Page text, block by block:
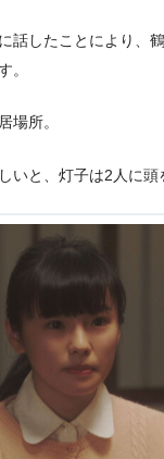
話したことにより、
。
場所。
いと、灯子は2人に頭